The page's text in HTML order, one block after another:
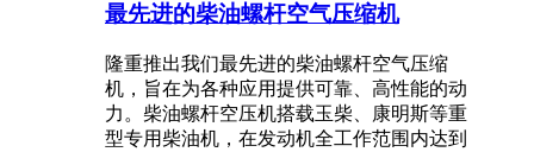
最先进的柴油螺杆空气压缩机
隆重推出我们最先进的柴油螺杆空气压缩
机，旨在为各种应用提供可靠、高性能的动
力。柴油螺杆空压机搭载玉柴、康明斯等重
型专用柴油机，在发动机全工作范围内达到